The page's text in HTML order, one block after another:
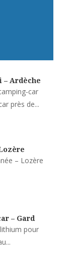
– Ardèche
car
près de...
– Lozère
– Gard
pour